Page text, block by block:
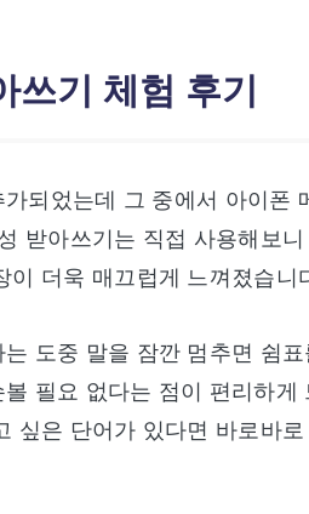
쓰기 체험 후기
되었는데 그 중에서 아이
받아쓰기는 직접 사용해보
더욱 매끄럽게 느껴졌습니
도중 말을 잠깐 멈추면 쉼
필요 없다는 점이 편리하
싶은 단어가 있다면 바로바